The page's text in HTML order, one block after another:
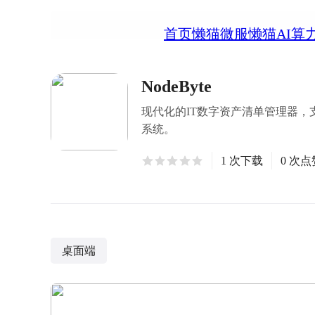
首页懒猫微服懒猫AI算
NodeByte
现代化的IT数字资产清单管理器，
系统。
1 次下载 0 次点
桌面端